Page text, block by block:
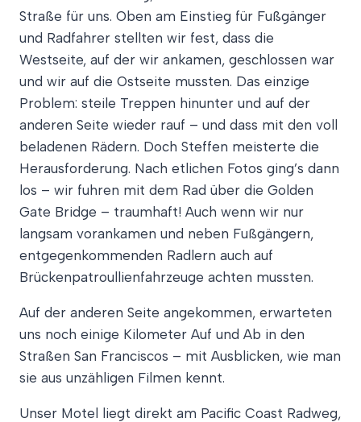
Straße für uns. Oben am Einstieg für Fußgänger
und Radfahrer stellten wir fest, dass die
Westseite, auf der wir ankamen, geschlossen war
und wir auf die Ostseite mussten. Das einzige
Problem: steile Treppen hinunter und auf der
anderen Seite wieder rauf – und dass mit den voll
beladenen Rädern. Doch Steffen meisterte die
Herausforderung. Nach etlichen Fotos ging’s dann
los – wir fuhren mit dem Rad über die Golden
Gate Bridge – traumhaft! Auch wenn wir nur
langsam vorankamen und neben Fußgängern,
entgegenkommenden Radlern auch auf
Brückenpatroullienfahrzeuge achten mussten.
Auf der anderen Seite angekommen, erwarteten
uns noch einige Kilometer Auf und Ab in den
Straßen San Franciscos – mit Ausblicken, wie man
sie aus unzähligen Filmen kennt.
Unser Motel liegt direkt am Pacific Coast Radweg,